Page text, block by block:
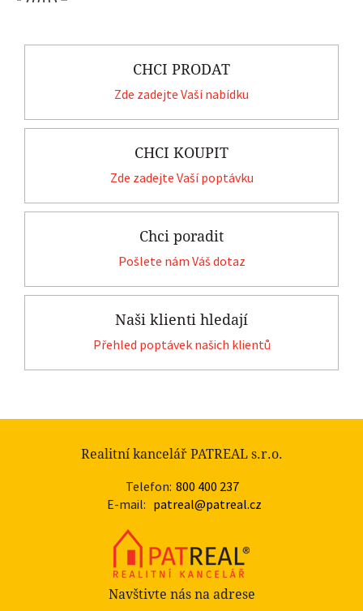
CHCI PRODAT
Zde zadejte Vaší nabídku
CHCI KOUPIT
Zde zadejte Vaší poptávku
Chci poradit
Pošlete nám Váš dotaz
Naši klienti hledají
Přehled poptávek našich klientů
Realitní kancelář PATREAL s.r.o.
Telefon: 800 400 237
E-mail: patreal@patreal.cz
Navštivte nás na adrese